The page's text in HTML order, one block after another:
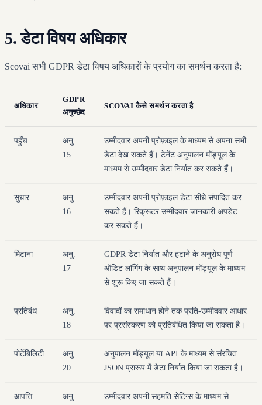
5. डेटा विषय अधिकार
Scovai सभी GDPR डेटा विषय अधिकारों के प्रयोग का समर्थन करता है:
अधिकार
GDPR
अनुच्छेद
SCOVAI कैसे समर्थन करता है
पहुँच
अनु.
15
उम्मीदवार अपनी प्रोफ़ाइल के माध्यम से अपना सभी
डेटा देख सकते हैं। टेनेंट अनुपालन मॉड्यूल के
माध्यम से उम्मीदवार डेटा निर्यात कर सकते हैं।
सुधार
अनु.
16
उम्मीदवार अपनी प्रोफ़ाइल डेटा सीधे संपादित कर
सकते हैं। रिक्रूटर उम्मीदवार जानकारी अपडेट
कर सकते हैं।
मिटाना
अनु.
17
GDPR डेटा निर्यात और हटाने के अनुरोध पूर्ण
ऑडिट लॉगिंग के साथ अनुपालन मॉड्यूल के माध्यम
से शुरू किए जा सकते हैं।
प्रतिबंध
अनु.
18
विवादों का समाधान होने तक प्रति-उम्मीदवार आधार
पर प्रसंस्करण को प्रतिबंधित किया जा सकता है।
पोर्टेबिलिटी
अनु.
20
अनुपालन मॉड्यूल या API के माध्यम से संरचित
JSON प्रारूप में डेटा निर्यात किया जा सकता है।
आपत्ति
अनु.
उम्मीदवार अपनी सहमति सेटिंग्स के माध्यम से